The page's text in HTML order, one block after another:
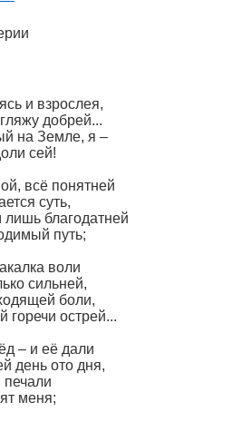
и взрослея,
добрей...
на Земле, я –
сей!
всё понятней
суть,
благодатней
путь;
воли
сильней,
боли,
горечи острей...
– и её дали
день ото дня,
меня;